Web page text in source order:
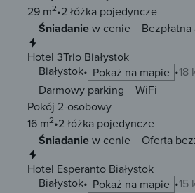
29 m2 2 łóżka pojedyncze
Śniadaniew cenie
Hotel 3Trio Białystok
Białystok
Pokaż na mapie 18
Darmowy parking
WiFi
Pokój 2-osobowy
16 m2 2 łóżka pojedyncze
Śniadaniew cenie Oferta
Hotel Esperanto Białystok
Białystok
Pokaż na mapie 15